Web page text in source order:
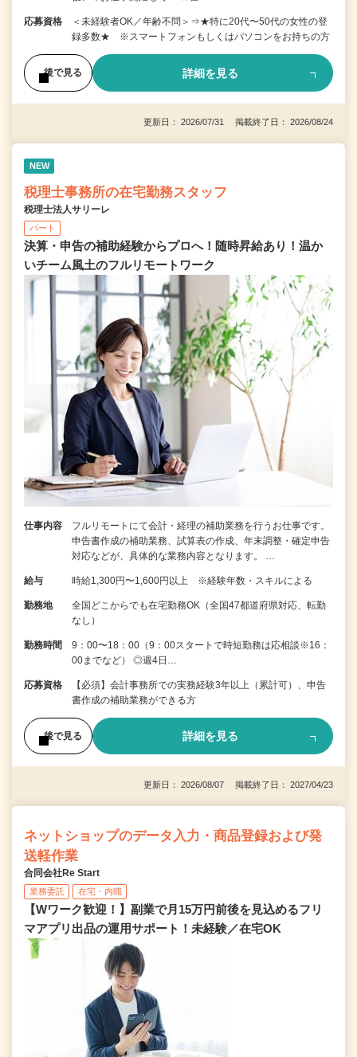
応募資格
＜未経験者OK／年齢不問＞⇒★特に20代〜50代の女性の登
録多数★ ※スマートフォンもしくはパソコンをお持ちの方
後で見る 詳細を見る
更新日： 2026/07/31 掲載終了日： 2026/08/24
NEW
税理士事務所の在宅勤務スタッフ
税理士法人サリーレ
パート
決算・申告の補助経験からプロへ！随時昇給あり！温か
いチーム⾵⼟のフルリモートワーク
仕事内容
フルリモートにて会計・経理の補助業務を行うお仕事です。
申告書作成の補助業務、試算表の作成、年末調整・確定申告
対応などが、具体的な業務内容となります。 …
給与 時給1,300円〜1,600円以上 ※経験年数・スキルによる
勤務地
全国どこからでも在宅勤務OK（全国47都道府県対応、転勤
なし）
勤務時間
9：00〜18：00（9：00スタートで時短勤務は応相談※16：
00までなど） ◎週4日…
応募資格
【必須】会計事務所での実務経験3年以上（累計可）、申告
書作成の補助業務ができる方
後で見る 詳細を見る
更新日： 2026/08/07 掲載終了日： 2027/04/23
ネットショップのデータ入力・商品登録および発
送軽作業
合同会社Re Start
業務委託 在宅・内職
【Wワーク歓迎！】副業で月15万円前後を見込めるフリ
マアプリ出品の運用サポート！未経験／在宅OK